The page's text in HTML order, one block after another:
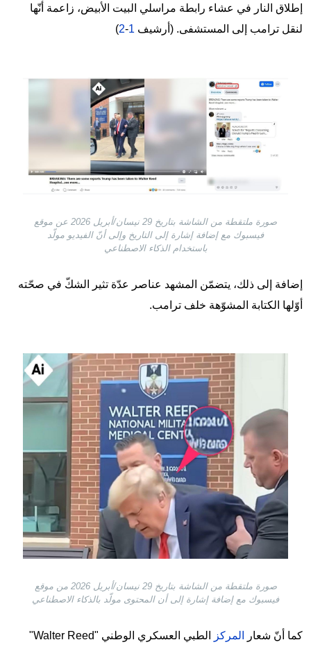
إطلاق النار في عشاء رابطة مراسلي البيت الأبيض، زاعمة أنّها
لنقل ترامب إلى المستشفى. (أرشيف 1
-
2
)
Image
صورة ملتقطة من الشاشة بتاريخ 29 نيسان/أبريل 2026 عن موقع
فيسبوك مع إضافة إشارة إلى التاريخ وإلى أنّ الفيديو مولّد
باستخدام الذكاء الاصطناعي
إضافة إلى ذلك، يتضمّن المشهد عناصر عدّة تثير الشكّ في صحّته
أوّلها الكتابة المشوّهة خلف ترامب.
صورة ملتقطة من الشاشة بتاريخ 29 نيسان/أبريل 2026 من موقع
فيسبوك مع إضافة إشارة إلى أن المحتوى مولّد بالذكاء الاصطناعي
كما أنّ شعار المركز
الطبي العسكري الوطني "Walter Reed"